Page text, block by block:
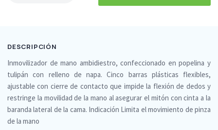
DESCRIPCIÓN
Inmovilizador de mano ambidiestro, confeccionado en popelina y
tulipán con relleno de napa. Cinco barras plásticas flexibles,
ajustable con cierre de contacto que impide la flexión de dedos y
restringe la movilidad de la mano al asegurar el mitón con cinta a la
baranda lateral de la cama. Indicación Limita el movimiento de pinza
de la mano